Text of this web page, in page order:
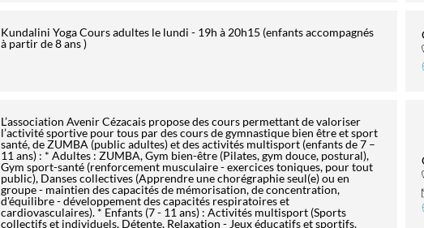
Kundalini Yoga Cours adultes le lundi - 19h à 20h15 (enfants accompagnés
à partir de 8 ans )
L’association Avenir Cézacais propose des cours permettant de valoriser
l’activité sportive pour tous par des cours de gymnastique bien être et sport
santé, de ZUMBA (public adultes) et des activités multisport (enfants de 7 –
11 ans) : * Adultes : ZUMBA, Gym bien-être (Pilates, gym douce, postural),
Gym sport-santé (renforcement musculaire - exercices toniques, pour tout
public), Danses collectives (Apprendre une chorégraphie seul(e) ou en
groupe - maintien des capacités de mémorisation, de concentration,
d'équilibre - développement des capacités respiratoires et
cardiovasculaires). * Enfants (7 - 11 ans) : Activités multisport (Sports
collectifs et individuels, Détente, Relaxation - Jeux éducatifs et sportifs.